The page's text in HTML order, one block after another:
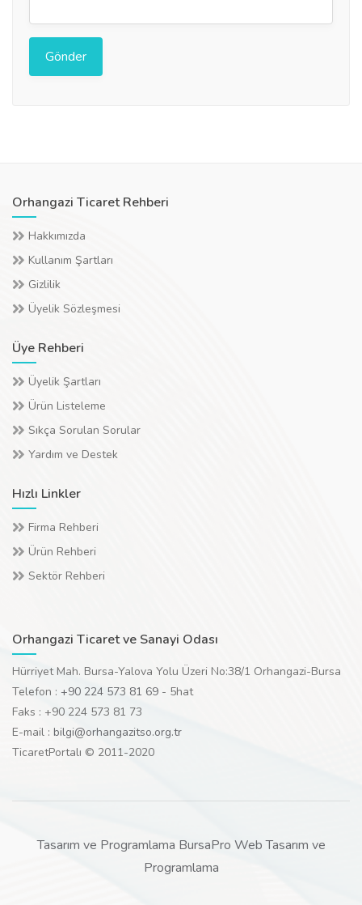
Orhangazi Ticaret Rehberi
Hakkımızda
Kullanım Şartları
Gizlilik
Üyelik Sözleşmesi
Üye Rehberi
Üyelik Şartları
Ürün Listeleme
Sıkça Sorulan Sorular
Yardım ve Destek
Hızlı Linkler
Firma Rehberi
Ürün Rehberi
Sektör Rehberi
Orhangazi Ticaret ve Sanayi Odası
Hürriyet Mah. Bursa-Yalova Yolu Üzeri No:38/1 Orhangazi-Bursa
Telefon : +90 224 573 81 69 - 5hat
Faks : +90 224 573 81 73
E-mail : bilgi@orhangazitso.org.tr
TicaretPortalı © 2011-2020
Tasarım ve Programlama BursaPro Web Tasarım ve
Programlama